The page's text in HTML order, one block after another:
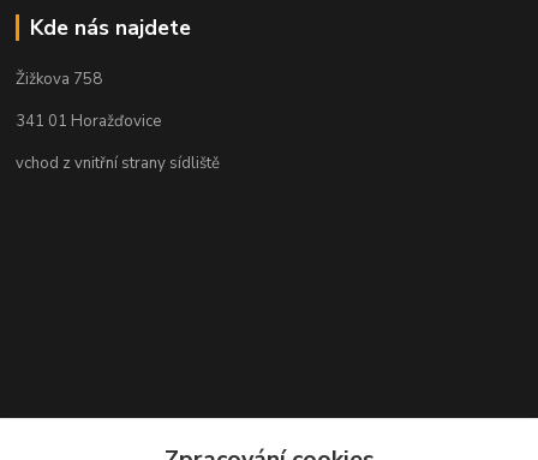
Kde nás najdete
Žižkova 758
341 01 Horažďovice
vchod z vnitřní strany sídliště